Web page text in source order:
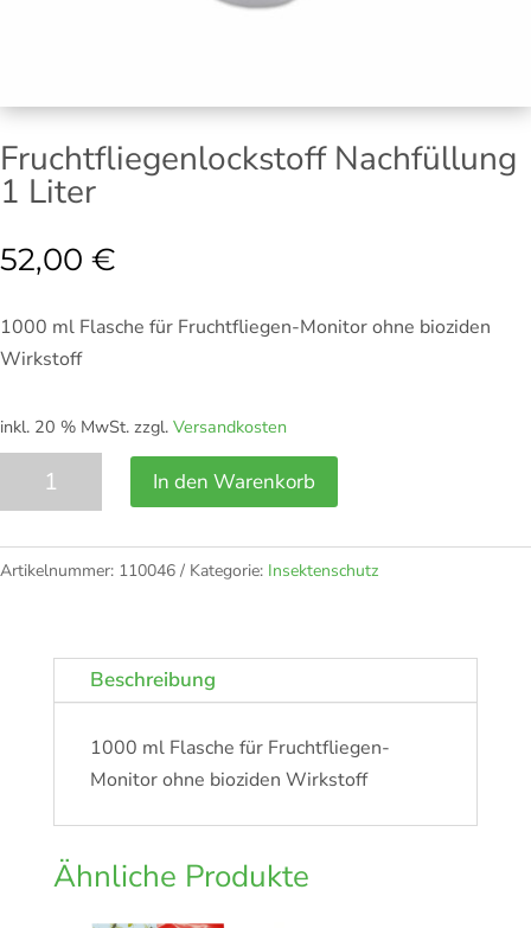
Fruchtfliegenlockstoff Nachfüllung
1 Liter
52,00 €
1000 ml Flasche für Fruchtfliegen-Monitor ohne bioziden
Wirkstoff
inkl. 20 % MwSt. zzgl. Versandkosten
Fruchtfliegenlockstoff
Liter
In den Warenkorb
Artikelnummer: 110046 Kategorie: Insektenschutz
Beschreibung
1000 ml Flasche für Fruchtfliegen-
Monitor ohne bioziden Wirkstoff
Ähnliche Produkte